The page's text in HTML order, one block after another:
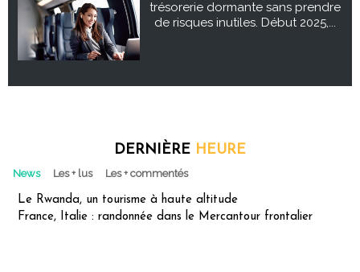
trésorerie dormante sans prendre
de risques inutiles. Début 2025,...
DERNIÈRE HEURE
News Les + lus Les + commentés
Le Rwanda, un tourisme à haute altitude
France, Italie : randonnée dans le Mercantour frontalier